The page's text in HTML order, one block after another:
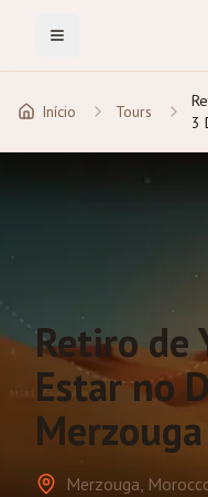
Toggle Menu
Início Tours
3
Retiro de
Estar no
Merzouga,